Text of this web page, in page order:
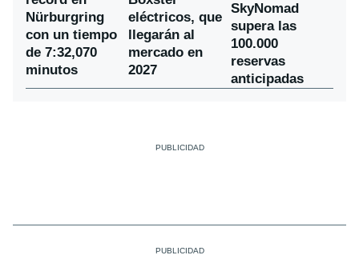
Nürburgring
con un tiempo
de 7:32,070
minutos
eléctricos, que
llegarán al
mercado en
2027
SkyNomad
supera las
100.000
reservas
anticipadas